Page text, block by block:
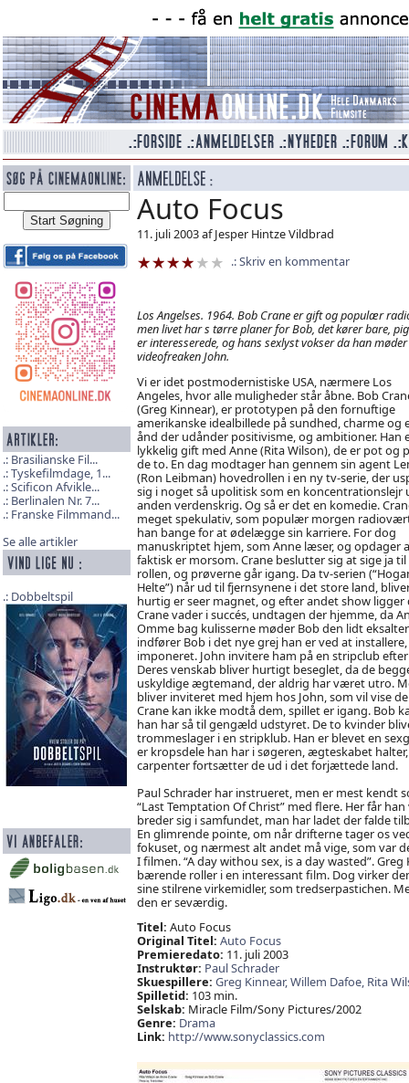
Brasilianske Fil...
Tyskefilmdage, 1...
Scificon Afvikle...
Berlinalen Nr. 7...
Franske Filmmand...
Se alle artikler
Dobbeltspil
Auto Focus
11. juli 2003 af Jesper Hintze Vildbrad
Skriv en kommentar
Los Angelses. 1964. Bob Crane er gift og populær
men livet har s tørre planer for Bob, det kører bare,
er interesserede, og hans sexlyst vokser da han møder
videofreaken John.
Vi er idet postmodernistiske USA, nærmere Los
Angeles, hvor alle muligheder står åbne. Bob
(Greg Kinnear), er prototypen på den fornuftige
amerikanske idealbillede på sundhed, charme og
ånd der udånder positivisme, og ambitioner. Han
lykkelig gift med Anne (Rita Wilson), de er pot og
de to. En dag modtager han gennem sin agent
(Ron Leibman) hovedrollen i en ny tv-serie, der
sig i noget så upolitisk som en koncentrationslejr
anden verdenskrig. Og så er det en komedie.
meget spekulativ, som populær morgen
han bange for at ødelægge sin karriere. For dog
manuskriptet hjem, som Anne læser, og opdager
faktisk er morsom. Crane beslutter sig at sige ja til
rollen, og prøverne går igang. Da tv-serien
Helte”) når ud til fjernsynene i det store land,
hurtig er seer magnet, og efter andet show
Crane vader i succés, undtagen der hjemme, da
Omme bag kulisserne møder Bob den lidt
indfører Bob i det nye grej han er ved at
imponeret. John invitere ham på en stripclub
Deres venskab bliver hurtigt beseglet, da de
uskyldige ægtemand, der aldrig har været utro.
bliver inviteret med hjem hos John, som vil vise
Crane kan ikke modtå dem, spillet er igang. Bob
han har så til gengæld udstyret. De to kvinder
trommeslager i en stripklub. Han er blevet en
er kropsdele han har i søgeren, ægteskabet
carpenter fortsætter de ud i det forjættede land.
Paul Schrader har instrueret, men er mest kendt
“Last Temptation Of Christ” med flere. Her får
breder sig i samfundet, man har ladet der falde
En glimrende pointe, om når drifterne tager os
fokuset, og nærmest alt andet må vige, som var
I filmen. “A day withou sex, is a day wasted”.
bærende roller i en interessant film. Dog virker
sine stilrene virkemidler, som tredserpastichen.
den er seværdig.
Titel: Auto Focus
Original Titel: Auto Focus
Premieredato: 11. juli 2003
Instruktør: Paul Schrader
Skuespillere: Greg Kinnear,Willem Dafoe, Rita
Spilletid: 103 min.
Selskab: Miracle Film/Sony Pictures/2002
Genre: Drama
Link: http://www.sonyclassics.com